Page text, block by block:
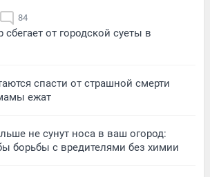
84
сбегает от городской суеты в
спасти от страшной смерти
ежат
не сунут носа в ваш огород:
борьбы с вредителями без химии